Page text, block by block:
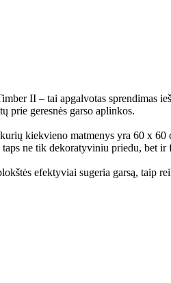
II – tai apgalvotas sprendimas
prie geresnės garso aplinkos.
kiekvieno matmenys yra 60 x 60
ne tik dekoratyviniu priedu, bet
efektyviai sugeria garsą, taip